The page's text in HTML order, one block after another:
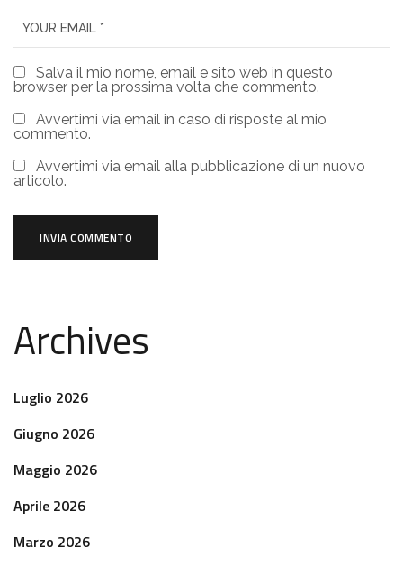
Salva il mio nome, email e sito web in questo
browser per la prossima volta che commento.
Avvertimi via email in caso di risposte al mio
commento.
Avvertimi via email alla pubblicazione di un nuovo
articolo.
Archives
Luglio 2026
Giugno 2026
Maggio 2026
Aprile 2026
Marzo 2026